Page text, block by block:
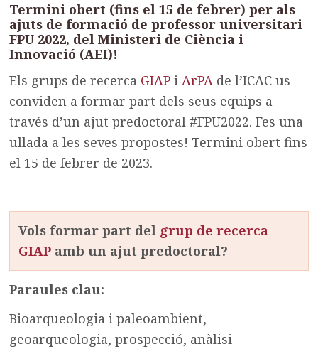
Termini obert (fins el 15 de febrer) per als
ajuts de formació de professor universitari
FPU 2022, del Ministeri de Ciència i
Innovació (AEI)!
Els grups de recerca GIAP iArPA de l’ICAC us
conviden a formar part dels seus equips a
través d’un ajut predoctoral #FPU2022. Fes una
ullada a les seves propostes! Termini obert fins
el 15 de febrer de 2023.
Vols formar part del grup de recerca
GIAP amb un ajut predoctoral?
Paraules clau:
Bioarqueologia i paleoambient,
geoarqueologia, prospecció, anàlisi